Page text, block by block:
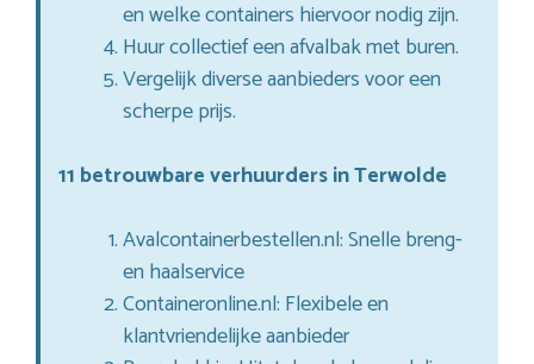
en welke containers hiervoor nodig zijn.
Huur collectief een afvalbak met buren.
Vergelijk diverse aanbieders voor een
scherpe prijs.
11 betrouwbare verhuurders in Terwolde
Avalcontainerbestellen.nl: Snelle breng-
en haalservice
Containeronline.nl: Flexibele en
klantvriendelijke aanbieder